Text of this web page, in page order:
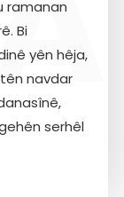
ramanan
Bi
yên hêja,
navdar
serhêl